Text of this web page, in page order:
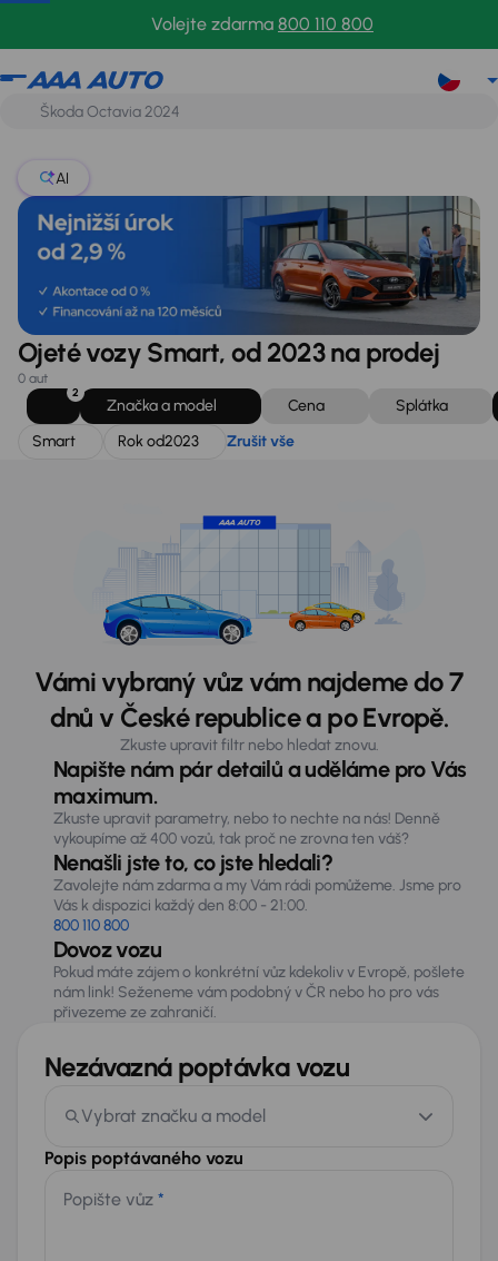
Volejte zdarma 800 110 800
Smart
AI
Ojeté vozy Smart, od 2023 na prodej
0 aut
2
Značka a model Cena
Splátka
Smart
Rok od2023 Zrušit vše
Vámi vybraný vůz vám najdeme do 7
dnů v České republice a po Evropě.
Zkuste upravit filtr nebo hledat znovu.
Napište nám pár detailů a uděláme pro Vás
maximum.
Zkuste upravit parametry, nebo to nechte na nás! Denně
vykoupíme až 400 vozů, tak proč ne zrovna ten váš?
Nenašli jste to, co jste hledali?
Zavolejte nám zdarma a my Vám rádi pomůžeme. Jsme pro
Vás k dispozici každý den 8:00 - 21:00.
800 110 800
Dovoz vozu
Pokud máte zájem o konkrétní vůz kdekoliv v Evropě, pošlete
nám link! Seženeme vám podobný v ČR nebo ho pro vás
přivezeme ze zahraničí.
Nezávazná poptávka vozu
Vybrat značku a model
Popis poptávaného vozu
Popište vůz *